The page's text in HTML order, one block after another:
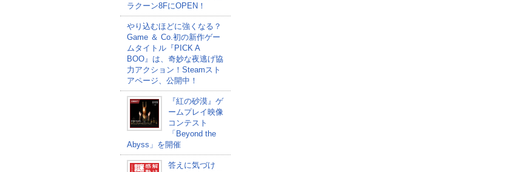
ラクーン8FにOPEN！
やり込むほどに強くなる？
Game ＆ Co.初の新作ゲー
ムタイトル『PICK A
BOO』は、奇妙な夜逃げ協
力アクション！Steamスト
アページ、公開中！
『紅の砂漠』ゲ
ームプレイ映像
コンテスト
「Beyond the
Abyss」を開催
答えに気づけ